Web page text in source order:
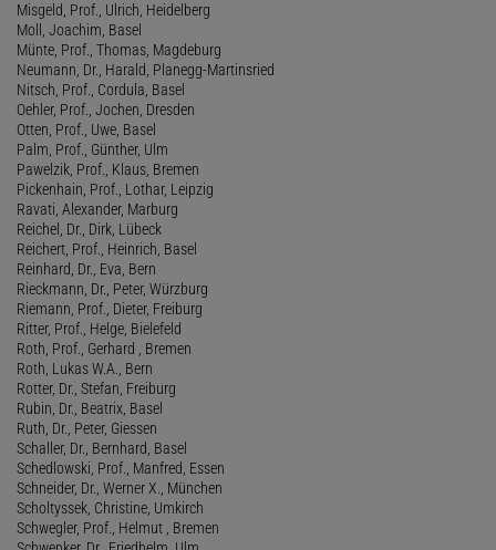
Misgeld, Prof., Ulrich, Heidelberg
Moll, Joachim, Basel
Münte, Prof., Thomas, Magdeburg
Neumann, Dr., Harald, Planegg-Martinsried
Nitsch, Prof., Cordula, Basel
Oehler, Prof., Jochen, Dresden
Otten, Prof., Uwe, Basel
Palm, Prof., Günther, Ulm
Pawelzik, Prof., Klaus, Bremen
Pickenhain, Prof., Lothar, Leipzig
Ravati, Alexander, Marburg
Reichel, Dr., Dirk, Lübeck
Reichert, Prof., Heinrich, Basel
Reinhard, Dr., Eva, Bern
Rieckmann, Dr., Peter, Würzburg
Riemann, Prof., Dieter, Freiburg
Ritter, Prof., Helge, Bielefeld
Roth, Prof., Gerhard , Bremen
Roth, Lukas W.A., Bern
Rotter, Dr., Stefan, Freiburg
Rubin, Dr., Beatrix, Basel
Ruth, Dr., Peter, Giessen
Schaller, Dr., Bernhard, Basel
Schedlowski, Prof., Manfred, Essen
Schneider, Dr., Werner X., München
Scholtyssek, Christine, Umkirch
Schwegler, Prof., Helmut , Bremen